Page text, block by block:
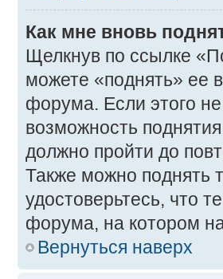
Как мне вновь
Щелкнув по ссылке
можете «поднять» ее
форума. Если этого не
возможность
должно пройти до
Также можно поднять
удостоверьтесь, что
форума, на котором
Вернуться наверх